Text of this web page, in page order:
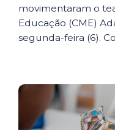
movimentaram o
Educação (CME)
segunda-feira (6).